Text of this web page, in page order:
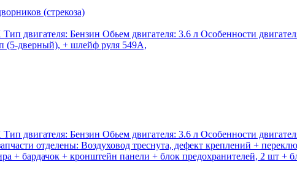
(стрекоза)
двигателя: Бензин Обьем двигателя: 3.6 л Особенности
(5-дверный), + шлейф руля 549A,
двигателя: Бензин Обьем двигателя: 3.6 л Особенности
отделены: Воздуховод треснута, дефект креплений +
+ бардачок + кронштейн панели + блок предохранителей, 2 шт +